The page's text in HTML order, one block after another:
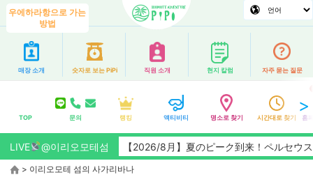
우에하라항으로 가는
방법
매장 소개 숫자로 보는 PiPi 직원 소개 현지 칼럼 자주 묻는 질문
TOP 문의 랭킹 액티비티 명소로 찾기 시간대로 찾기 홈
LIVE @이리오모테섬
【2026/8月】夏のピーク到来！ペルセウス座流星群観測
> 이리오모테 섬의 사가리바나